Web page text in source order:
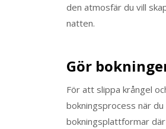
den atmosfär du vill
natten.
Gör
För att slippa krångel
bokningsprocess när
bokningsplattformar